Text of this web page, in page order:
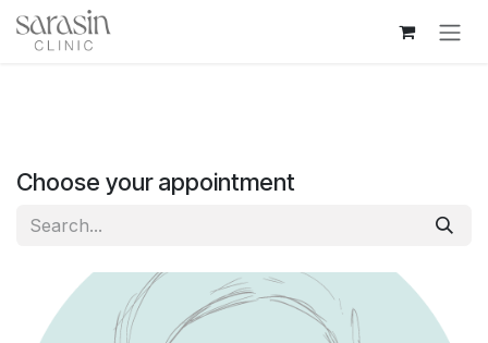
Skip to Content
Choose your appointment